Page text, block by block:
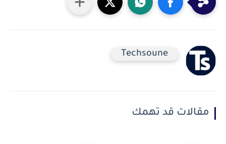
Techsoune
مقالات قد تهمك